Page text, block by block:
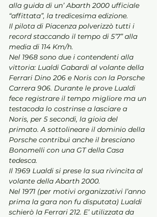
alla guida di un’ Abarth 2000 ufficiale
“affittata”, la tredicesima edizione.
Il pilota di Piacenza polverizzò tutti i
record staccando il tempo di 5’7” alla
media di 114 Km/h.
Nel 1968 sono due i contendenti alla
vittoria: Lualdi Gabardi al volante della
Ferrari Dino 206 e Noris con la Porsche
Carrera 906. Durante le prove Lualdi
fece registrare il tempo migliore ma un
testacoda lo costrinse a lasciare a
Noris, per 5 secondi, la gioia del
primato. A sottolineare il dominio della
Porsche contribuì anche il bresciano
Bonomelli con una GT della Casa
tedesca.
Il 1969 Lualdi si prese la sua rivincita al
volante della Abarth 2000.
Nel 1971 (per motivi organizzativi l’anno
prima la gara non fu disputata) Lualdi
schierò la Ferrari 212. E’ utilizzata da